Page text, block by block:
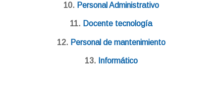
10. Personal Administrativo
11. Docente tecnología
12. Personal de mantenimiento
13. Informático